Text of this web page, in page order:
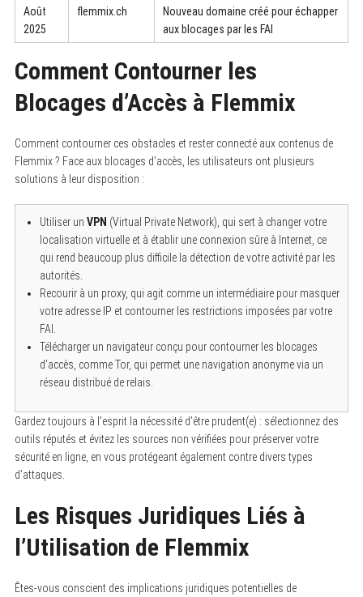
Août
2025
flemmix.ch
Nouveau domaine créé pour échapper
aux blocages par les FAI
Comment Contourner les
Blocages d’Accès à Flemmix
Comment contourner ces obstacles et rester connecté aux contenus de
Flemmix ? Face aux blocages d’accès, les utilisateurs ont plusieurs
solutions à leur disposition :
Utiliser un VPN (Virtual Private Network), qui sert à changer votre
localisation virtuelle et à établir une connexion sûre à Internet, ce
qui rend beaucoup plus difficile la détection de votre activité par les
autorités.
Recourir à un proxy, qui agit comme un intermédiaire pour masquer
votre adresse IP et contourner les restrictions imposées par votre
FAI.
Télécharger un navigateur conçu pour contourner les blocages
d’accès, comme Tor, qui permet une navigation anonyme via un
réseau distribué de relais.
Gardez toujours à l’esprit la nécessité d’être prudent(e) : sélectionnez des
outils réputés et évitez les sources non vérifiées pour préserver votre
sécurité en ligne, en vous protégeant également contre divers types
d’attaques.
Les Risques Juridiques Liés à
l’Utilisation de Flemmix
Êtes-vous conscient des implications juridiques potentielles de